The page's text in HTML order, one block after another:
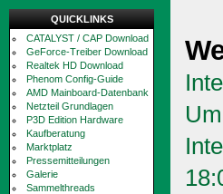
QUICKLINKS
CATALYST / CAP Download
GeForce-Treiber Download
Realtek HD Download
Phenom Config-Guide
AMD Mainboard-Datenbank
Netzteil Grundlagen
P3D Edition Hardware
Kaufberatung
Marktplatz
Pressemitteilungen
Galerie
Sammelthreads